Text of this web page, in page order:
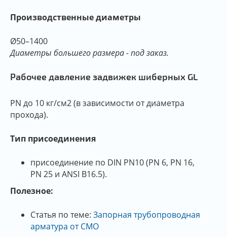
Производственные диаметры
Ø50–1400
Диаметры большего размера - под заказ.
Рабочее давление задвижек шиберных GL
PN до 10 кг/cм2 (в зависимости от диаметра
прохода).
Тип присоединения
присоединение по DIN PN10 (PN 6, PN 16,
PN 25 и ANSI B16.5).
Полезное:
Статья по теме: Запорная трубопроводная
арматура от СМО